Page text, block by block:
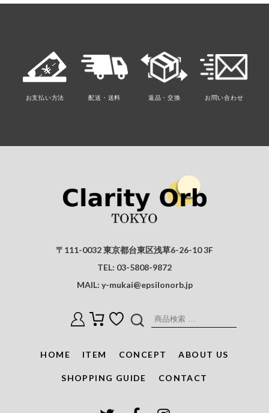
お支払い方法 配送・送料 返品・交換 お問い合わせ
〒111-0032 東京都台東区浅草6-26-10 3F
TEL: 03-5808-9872
MAIL: y-mukai@epsilonorb.jp
検
対
HOME ITEM CONCEPT ABOUT US
SHOPPING GUIDE CONTACT